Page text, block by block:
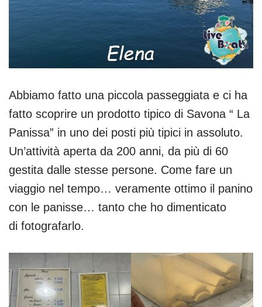
Abbiamo fatto una piccola passeggiata e ci ha
fatto scoprire un prodotto tipico di Savona “ La
Panissa” in uno dei posti più tipici in assoluto.
Un’attività aperta da 200 anni, da più di 60
gestita dalle stesse persone. Come fare un
viaggio nel tempo… veramente ottimo il panino
con le panisse… tanto che ho dimenticato
di fotografarlo.